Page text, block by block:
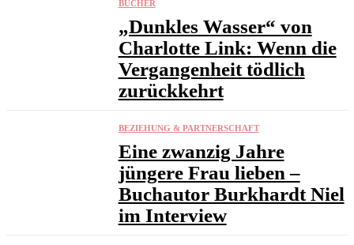
BÜCHER
„Dunkles Wasser“ von
Charlotte Link: Wenn die
Vergangenheit tödlich
zurückkehrt
BEZIEHUNG & PARTNERSCHAFT
Eine zwanzig Jahre
jüngere Frau lieben –
Buchautor Burkhardt Niel
im Interview